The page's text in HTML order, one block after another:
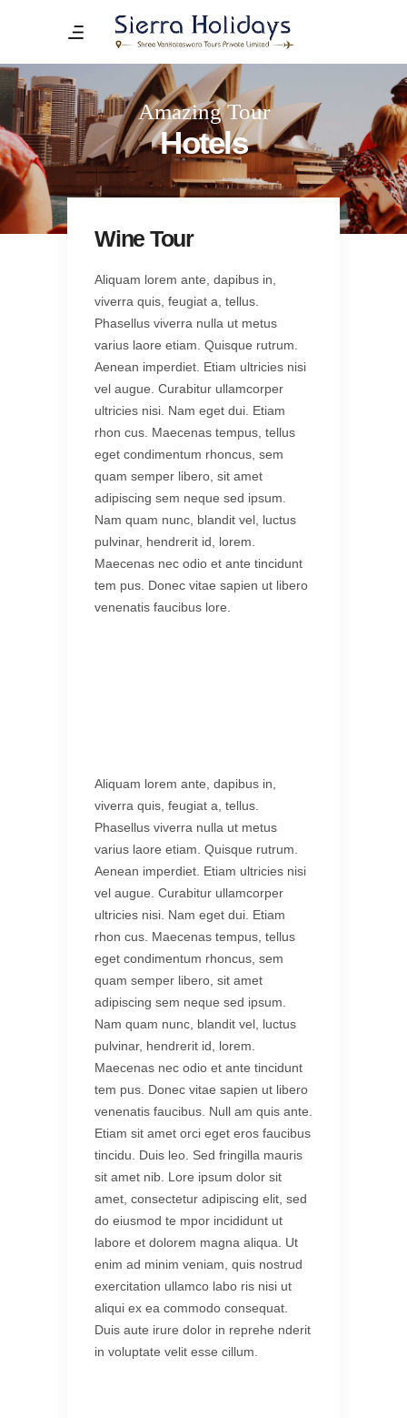
Amazing Tour
Hotels
Wine Tour
Aliquam lorem ante, dapibus in,
viverra quis, feugiat a, tellus.
Phasellus viverra nulla ut metus
varius laore etiam. Quisque rutrum.
Aenean imperdiet. Etiam ultricies nisi
vel augue. Curabitur ullamcorper
ultricies nisi. Nam eget dui. Etiam
rhon cus. Maecenas tempus, tellus
eget condimentum rhoncus, sem
quam semper libero, sit amet
adipiscing sem neque sed ipsum.
Nam quam nunc, blandit vel, luctus
pulvinar, hendrerit id, lorem.
Maecenas nec odio et ante tincidunt
tem pus. Donec vitae sapien ut libero
venenatis faucibus lore.
Aliquam lorem ante, dapibus in,
viverra quis, feugiat a, tellus.
Phasellus viverra nulla ut metus
varius laore etiam. Quisque rutrum.
Aenean imperdiet. Etiam ultricies nisi
vel augue. Curabitur ullamcorper
ultricies nisi. Nam eget dui. Etiam
rhon cus. Maecenas tempus, tellus
eget condimentum rhoncus, sem
quam semper libero, sit amet
adipiscing sem neque sed ipsum.
Nam quam nunc, blandit vel, luctus
pulvinar, hendrerit id, lorem.
Maecenas nec odio et ante tincidunt
tem pus. Donec vitae sapien ut libero
venenatis faucibus. Null am quis ante.
Etiam sit amet orci eget eros faucibus
tincidu. Duis leo. Sed fringilla mauris
sit amet nib. Lore ipsum dolor sit
amet, consectetur adipiscing elit, sed
do eiusmod te mpor incididunt ut
labore et dolorem magna aliqua. Ut
enim ad minim veniam, quis nostrud
exercitation ullamco labo ris nisi ut
aliqui ex ea commodo consequat.
Duis aute irure dolor in reprehe nderit
in voluptate velit esse cillum.